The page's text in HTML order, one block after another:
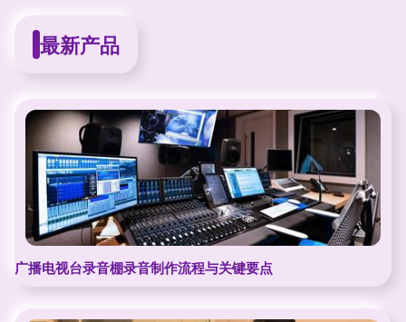
最新产品
广播电视台录音棚录音制作流程与关键要点